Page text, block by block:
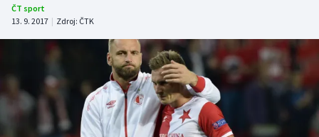
Atletika
Cyklistika
DALŠÍ SPORTY
Americký fotbal
NEPŘEHLÉDNĚTE
ČT sport
13. 9. 2017 | Zdroj: ČTK